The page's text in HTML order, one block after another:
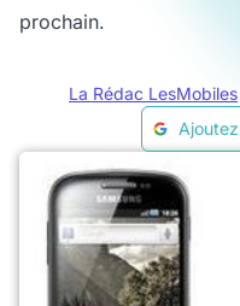
prochain.
La Rédac LesMobiles